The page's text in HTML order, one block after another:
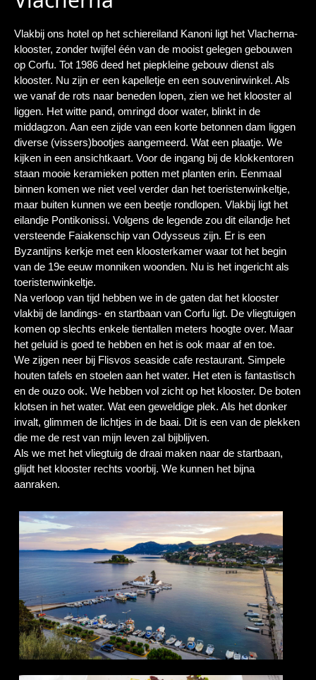
Vlakbij ons hotel op het schiereiland Kanoni ligt het Vlacherna-
klooster, zonder twijfel één van de mooist gelegen gebouwen
op Corfu. Tot 1986 deed het piepkleine gebouw dienst als
klooster. Nu zijn er een kapelletje en een souvenirwinkel. Als
we vanaf de rots naar beneden lopen, zien we het klooster al
liggen. Het witte pand, omringd door water, blinkt in de
middagzon. Aan een zijde van een korte betonnen dam liggen
diverse (vissers)bootjes aangemeerd. Wat een plaatje. We
kijken in een ansichtkaart. Voor de ingang bij de klokkentoren
staan mooie keramieken potten met planten erin. Eenmaal
binnen komen we niet veel verder dan het toeristenwinkeltje,
maar buiten kunnen we een beetje rondlopen. Vlakbij ligt het
eilandje Pontikonissi. Volgens de legende zou dit eilandje het
versteende Faiakenschip van Odysseus zijn. Er is een
Byzantijns kerkje met een kloosterkamer waar tot het begin
van de 19e eeuw monniken woonden. Nu is het ingericht als
toeristenwinkeltje.
Na verloop van tijd hebben we in de gaten dat het klooster
vlakbij de landings- en startbaan van Corfu ligt. De vliegtuigen
komen op slechts enkele tientallen meters hoogte over. Maar
het geluid is goed te hebben en het is ook maar af en toe.
We zijgen neer bij Flisvos seaside cafe restaurant. Simpele
houten tafels en stoelen aan het water. Het eten is fantastisch
en de ouzo ook. We hebben vol zicht op het klooster. De boten
klotsen in het water. Wat een geweldige plek. Als het donker
invalt, glimmen de lichtjes in de baai. Dit is een van de plekken
die me de rest van mijn leven zal bijblijven.
Als we met het vliegtuig de draai maken naar de startbaan,
glijdt het klooster rechts voorbij. We kunnen het bijna
aanraken.